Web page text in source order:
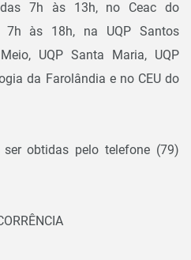
7h às 13h, no Ceac do
7h às 18h, na UQP Santos
UQP Santa Maria, UQP
da Farolândia e no CEU do
obtidas pelo telefone (79)